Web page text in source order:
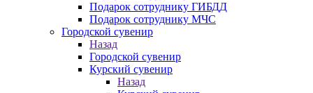
Подарок сотруднику ГИБДД
Подарок сотруднику МЧС
Городской сувенир
Назад
Городской сувенир
Курский сувенир
Назад